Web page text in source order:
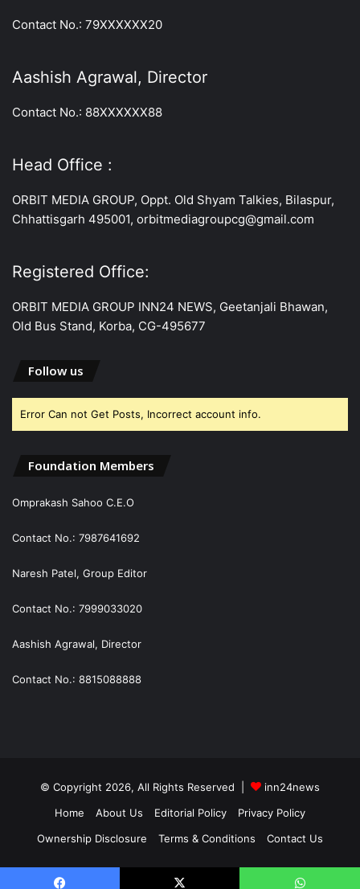
Contact No.: 79XXXXXX20
Aashish Agrawal, Director
Contact No.: 88XXXXXX88
Head Office :
ORBIT MEDIA GROUP, Oppt. Old Shyam Talkies, Bilaspur,
Chhattisgarh 495001, orbitmediagroupcg@gmail.com
Registered Office:
ORBIT MEDIA GROUP INN24 NEWS, Geetanjali Bhawan,
Old Bus Stand, Korba, CG-495677
Follow us
Error Can not Get Posts, Incorrect account info.
Foundation Members
Omprakash Sahoo C.E.O
Contact No.: 7987641692
Naresh Patel, Group Editor
Contact No.: 7999033020
Aashish Agrawal, Director
Contact No.: 8815088888
© Copyright 2026, All Rights Reserved |
inn24news
Home
About Us Editorial Policy
Privacy Policy
Ownership Disclosure
Terms & Conditions Contact Us